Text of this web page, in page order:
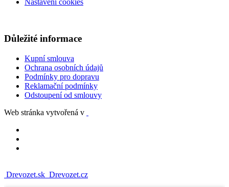
Důležité informace
Kupní smlouva
Ochrana osobních údajů
Podmínky pro dopravu
Reklamační podmínky
Odstoupení od smlouvy
Web stránka vytvořená v
Drevozet.sk Drevozet.cz